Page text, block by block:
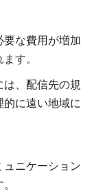
要な費用が増加
す。
は、配信先の規
的に遠い地域に
ュニケーション